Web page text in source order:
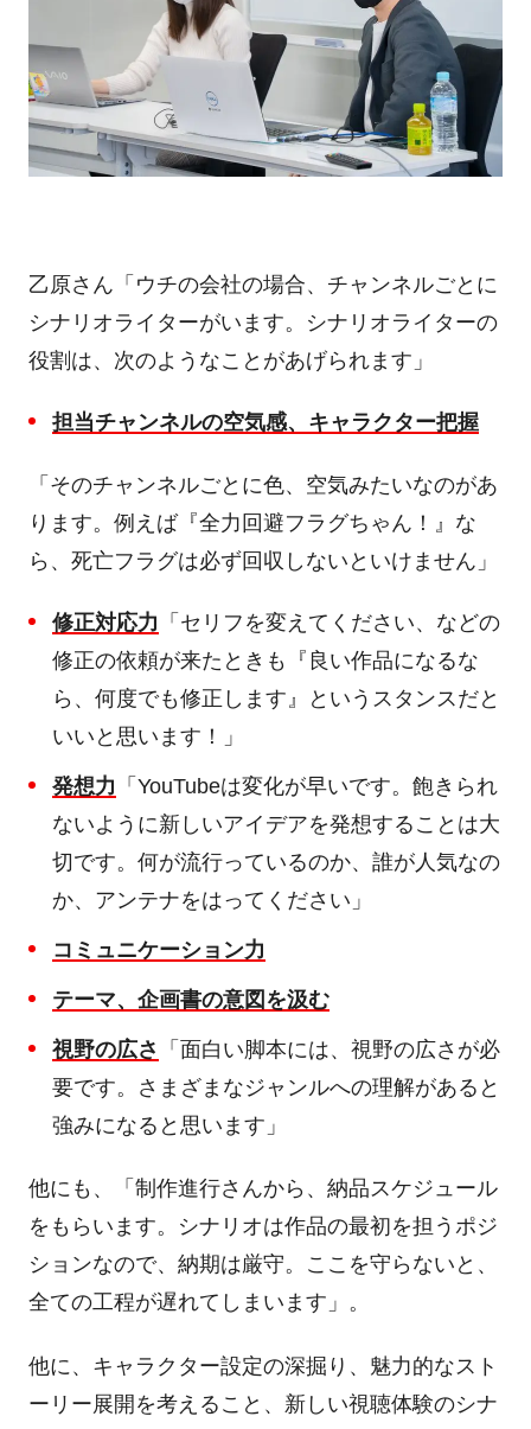
乙原さん「ウチの会社の場合、チャンネルごとに
シナリオライターがいます。シナリオライターの
役割は、次のようなことがあげられます」
担当チャンネルの空気感、キャラクター把握
「そのチャンネルごとに色、空気みたいなのがあ
ります。例えば『全力回避フラグちゃん！』な
ら、死亡フラグは必ず回収しないといけません」
修正対応力 「セリフを変えてください、などの
修正の依頼が来たときも『良い作品になるな
ら、何度でも修正します』というスタンスだと
いいと思います！」
発想力 「 YouTubeは変化が早いです。飽きられ
ないように新しいアイデアを発想することは大
切です。何が流行っているのか、誰が人気なの
か、アンテナをはってください」
コミュニケーション力
テーマ、企画書の意図を汲む
視野の広さ
「面白い脚本には、視野の広さが必
要です。さまざまなジャンルへの理解があると
強みになると思います」
他にも、「制作進行さんから、納品スケジュール
をもらいます。シナリオは作品の最初を担うポジ
ションなので、納期は厳守。ここを守らないと、
全ての工程が遅れてしまいます」。
他に、キャラクター設定の深掘り、魅力的なスト
ーリー展開を考えること、新しい視聴体験のシナ